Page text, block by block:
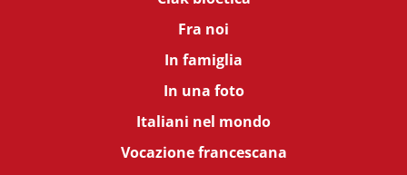
Fra noi
In famiglia
In una foto
Italiani nel mondo
Vocazione francescana